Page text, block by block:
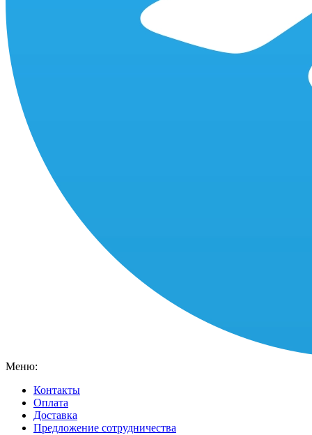
Меню:
Контакты
Оплата
Доставка
Предложение сотрудничества